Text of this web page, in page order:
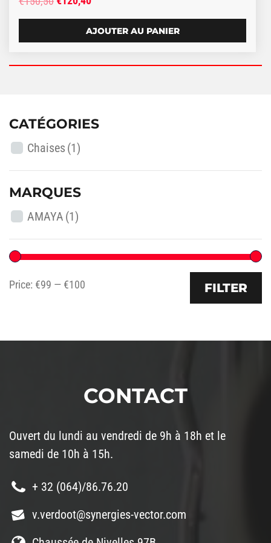
CATÉGORIES
Chaises (1)
MARQUES
AMAYA (1)
FILTER
Price: €99 — €100
AJOUTER AU PANIER
CONTACT
Ouvert du lundi au vendredi de 9h à 18h et le
samedi de 10h à 15h.
+ 32 (064)/86.76.20
v.verdoot@synergies-vector.com